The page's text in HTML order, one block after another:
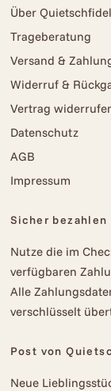
Über Quietschfidel
Trageberatung
Versand &
Widerruf &
Vertrag
Datenschutz
AGB
Impressum
Sicher bezahlen
Nutze die im
verfügbaren
Alle
verschlüsselt
Post von
Neue